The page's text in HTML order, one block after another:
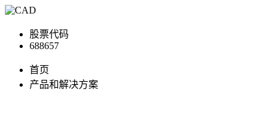
股票代码
688657
首页
产品和解决方案